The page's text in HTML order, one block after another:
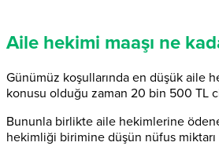
Aile hekimi maaşı ne
Günümüz koşullarında en düşük aile
konusu olduğu zaman 20 bin 500 TL
Bununla birlikte aile hekimlerine
hekimliği birimine düşün nüfus miktarı